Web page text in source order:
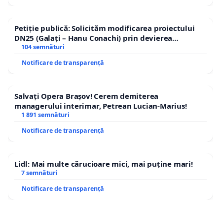
Petiție publică: Solicităm modificarea proiectului
DN25 (Galați – Hanu Conachi) prin devierea
traseului în afara localităților!
104 semnături
Notificare de transparență
Salvați Opera Brașov! Cerem demiterea
managerului interimar, Petrean Lucian-Marius!
1 891 semnături
Notificare de transparență
Lidl: Mai multe cărucioare mici, mai puține mari!
7 semnături
Notificare de transparență